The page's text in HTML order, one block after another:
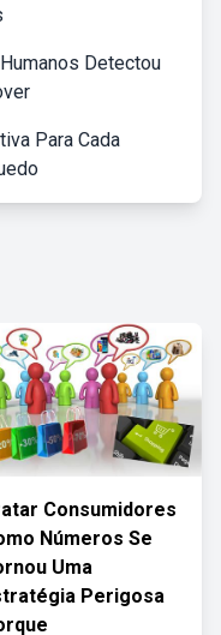
Detectou
Para Cada
Consumidores
Números Se
Uma
Perigosa